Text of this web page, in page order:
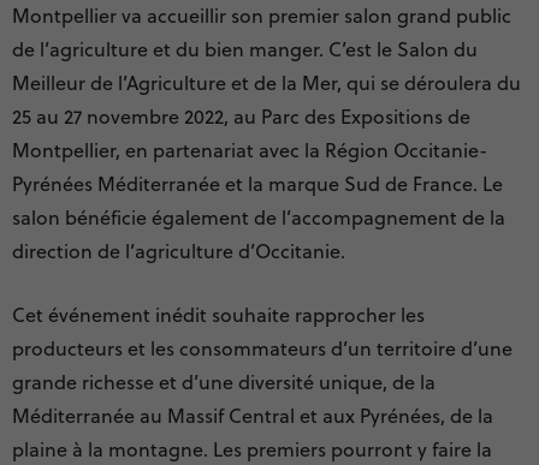
Montpellier va accueillir son premier salon grand public
de l’agriculture et du bien manger. C’est le Salon du
Meilleur de l’Agriculture et de la Mer, qui se déroulera du
25 au 27 novembre 2022, au Parc des Expositions de
Montpellier, en partenariat avec la Région Occitanie-
Pyrénées Méditerranée et la marque Sud de France. Le
salon bénéficie également de l’accompagnement de la
direction de l’agriculture d’Occitanie.
Cet événement inédit souhaite rapprocher les
producteurs et les consommateurs d’un territoire d’une
grande richesse et d’une diversité unique, de la
Méditerranée au Massif Central et aux Pyrénées, de la
plaine à la montagne. Les premiers pourront y faire la